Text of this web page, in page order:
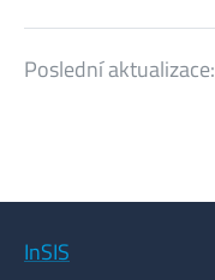
Poslední aktualizace:
InSIS